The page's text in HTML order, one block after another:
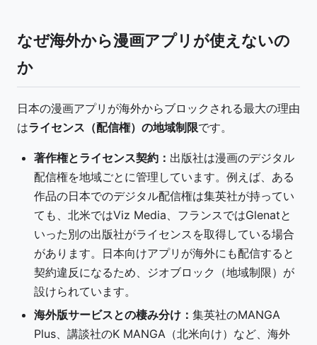
なぜ海外から漫画アプリが使えないの
か
日本の漫画アプリが海外からブロックされる最大の理由
はライセンス（配信権）の地域制限です。
著作権とライセンス契約： 出版社は漫画のデジタル
配信権を地域ごとに管理しています。例えば、ある
作品の日本でのデジタル配信権は集英社が持ってい
ても、北米ではViz Media、フランスではGlenatと
いった別の出版社がライセンスを取得している場合
があります。日本向けアプリが海外にも配信すると
契約違反になるため、ジオブロック（地域制限）が
設けられています。
海外版サービスとの棲み分け： 集英社のMANGA
Plus、講談社のK MANGA（北米向け）など、海外